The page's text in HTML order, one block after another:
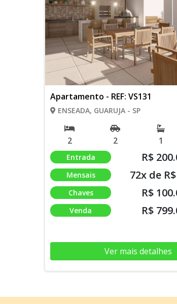
Apartamento - REF: VS131
ENSEADA, GUARUJA - SP
2 2 1
Entrada R$
Mensais 72x de
Chaves R$
Venda R$
Ver mais detalhes